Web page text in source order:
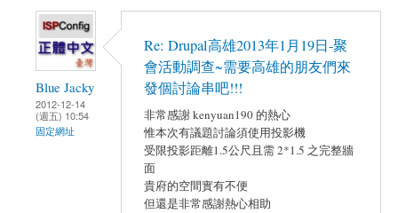
Blue Jacky
2012-12-14
(週五) 10:54
固定網址
Re: Drupal高雄2013年1月19日-聚
會活動調查~需要高雄的朋友們來
發個討論串吧!!!
非常感謝 kenyuan190 的熱心
惟本次有議題討論須使用投影機
受限投影距離1.5公尺且需 2*1.5 之完整牆
面
貴府的空間實有不便
但還是非常感謝熱心相助